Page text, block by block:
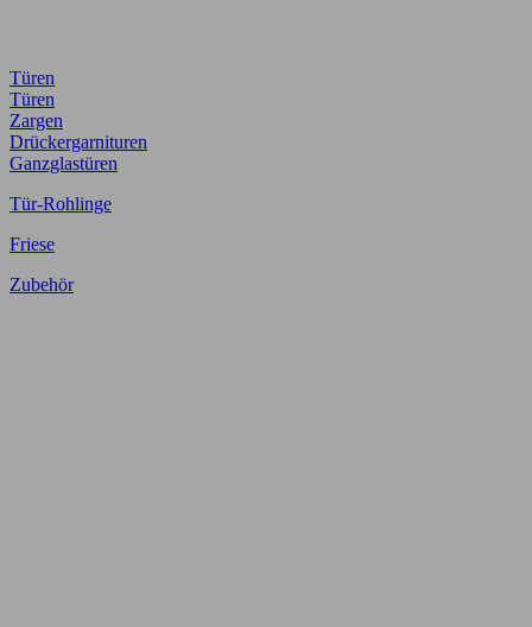
Türen
Türen
Zargen
Drückergarnituren
Ganzglastüren
Tür-Rohlinge
Friese
Zubehör